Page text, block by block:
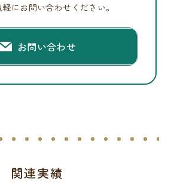
にお問い合わせください。
お問い合わせ
関連実績